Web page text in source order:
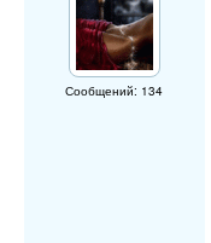
Сообщений: 134